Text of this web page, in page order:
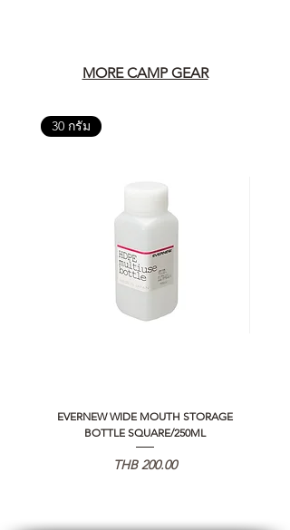
MORE CAMP GEAR
30 กรัม
EVERNEW WIDE MOUTH STORAGE
BOTTLE SQUARE/250ML
Price
THB 200.00